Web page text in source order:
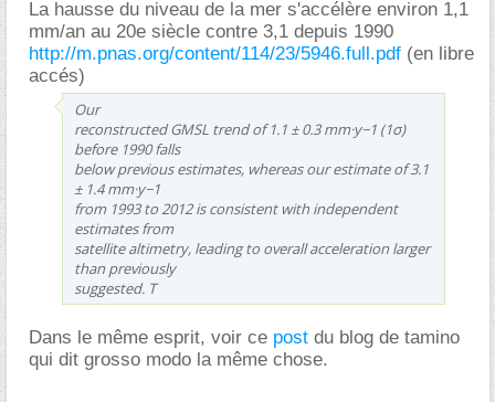
La hausse du niveau de la mer s'accélère environ 1,1
mm/an au 20e siècle contre 3,1 depuis 1990
http://m.pnas.org/content/114/23/5946.full.pdf (en libre
accés)
Our
reconstructed GMSL trend of 1.1 ± 0.3 mm·y−1 (1σ)
before 1990 falls
below previous estimates, whereas our estimate of 3.1
± 1.4 mm·y−1
from 1993 to 2012 is consistent with independent
estimates from
satellite altimetry, leading to overall acceleration larger
than previously
suggested. T
Dans le même esprit, voir ce post du blog de tamino
qui dit grosso modo la même chose.